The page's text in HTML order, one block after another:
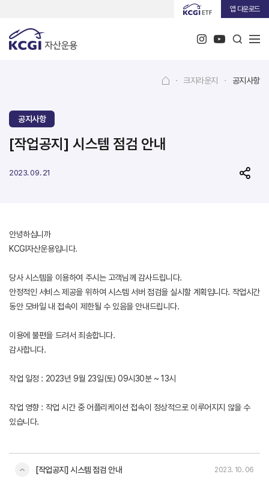
앱 다운로드
· 크지라운지 · 공지사항
공지사항
[작업공지] 시스템 점검 안내
2023. 09. 21
안녕하십니까
KCGI자산운용입니다.
당사 시스템을 이용하여 주시는 고객님께 감사드립니다.
안정적인 서비스 제공을 위하여 시스템 서버 점검을 실시할 계획입니다. 작업시간
동안 모바일 내 접속이 제한될 수 있음을 안내드립니다.
이용에 불편을 드려서 죄송합니다.
감사합니다.
작업 일정 : 2023년 9월 23일(토) 09시30분 ~ 13시
작업 영향 : 작업 시간 중 어플리케이션 접속이 정상적으로 이루어지지 않을 수
있습니다.
[작업공지] 시스템 점검 안내 2023. 10. 06